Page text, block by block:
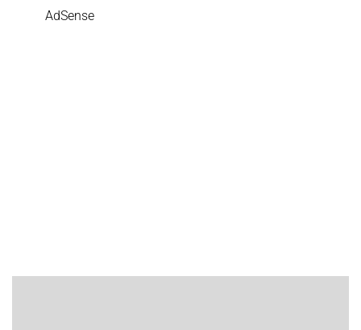
AdSense